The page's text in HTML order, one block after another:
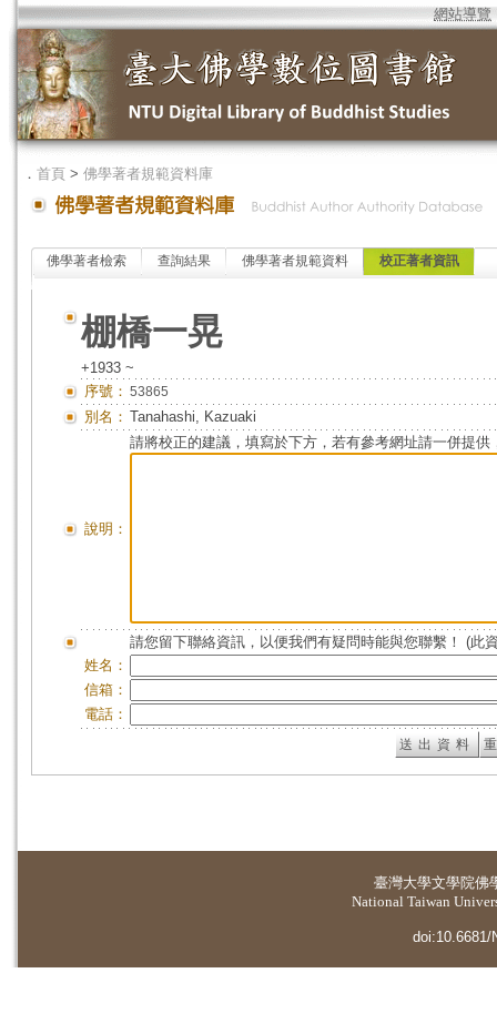
網站導覽
． 首頁 > 佛學著者規範資料庫
佛學著者檢索 查詢結果 佛學著者規範資料 校正著者資訊
棚橋一晃
+1933 ~
序號： 53865
別名： Tanahashi, Kazuaki
說明：
請將校正的建議，填寫於下方，若有參考網址請一併提供
請您留下聯絡資訊，以便我們有疑問時能與您聯繫！ (此
姓名：
信箱：
電話：
臺灣大學文學院佛
National Taiwan
doi:10.6681/